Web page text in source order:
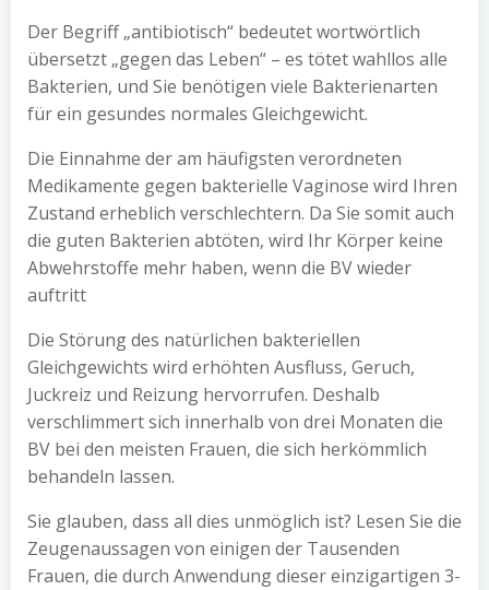
Der Begriff „antibiotisch“ bedeutet wortwörtlich
übersetzt „gegen das Leben“ – es tötet wahllos alle
Bakterien, und Sie benötigen viele Bakterienarten
für ein gesundes normales Gleichgewicht.
Die Einnahme der am häufigsten verordneten
Medikamente gegen bakterielle Vaginose wird Ihren
Zustand erheblich verschlechtern. Da Sie somit auch
die guten Bakterien abtöten, wird Ihr Körper keine
Abwehrstoffe mehr haben, wenn die BV wieder
auftritt
Die Störung des natürlichen bakteriellen
Gleichgewichts wird erhöhten Ausfluss, Geruch,
Juckreiz und Reizung hervorrufen. Deshalb
verschlimmert sich innerhalb von drei Monaten die
BV bei den meisten Frauen, die sich herkömmlich
behandeln lassen.
Sie glauben, dass all dies unmöglich ist? Lesen Sie die
Zeugenaussagen von einigen der Tausenden
Frauen, die durch Anwendung dieser einzigartigen 3-